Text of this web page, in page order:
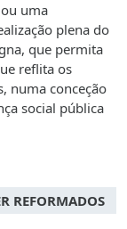
uma
plena do
que permita
reflita os
numa conceção
social pública
REFORMADOS